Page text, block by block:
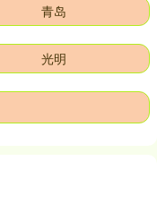
青岛
光明